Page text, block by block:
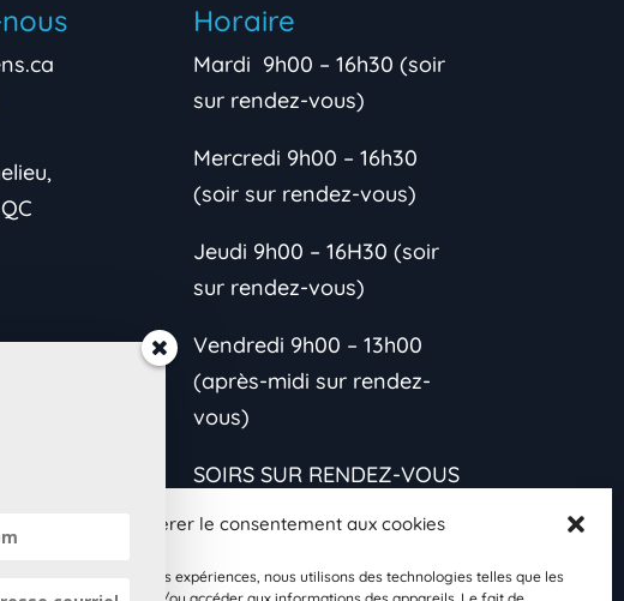
Gérer le consentement aux cookies
Pour offrir les meilleures expériences, nous utilisons des technologies telles que les
retours et
Horaire
Mardi 9h00 – 16h30 (soir
sur rendez-vous)
Mercredi 9h00 – 16h30
(soir sur rendez-vous)
Jeudi 9h00 – 16H30 (soir
sur rendez-vous)
Vendredi 9h00 – 13h00
(après-midi sur rendez-
vous)
SOIRS SUR RENDEZ-VOUS
*L’horaire est variable